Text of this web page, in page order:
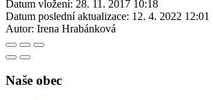
Datum vložení: 28. 11. 2017 10:18
Datum poslední aktualizace: 12. 4. 2022 12:01
Autor: Irena Hrabánková
Naše obec